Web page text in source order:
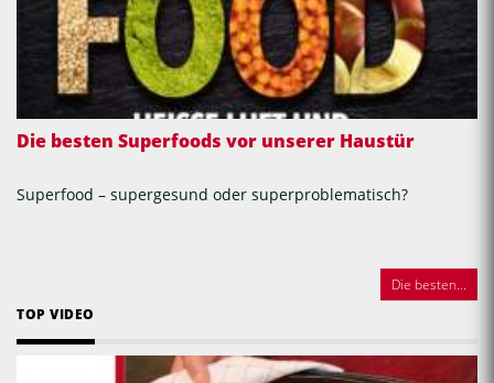
Die besten Superfoods vor unserer Haustür
Superfood – supergesund oder superproblematisch?
Die besten...
TOP VIDEO